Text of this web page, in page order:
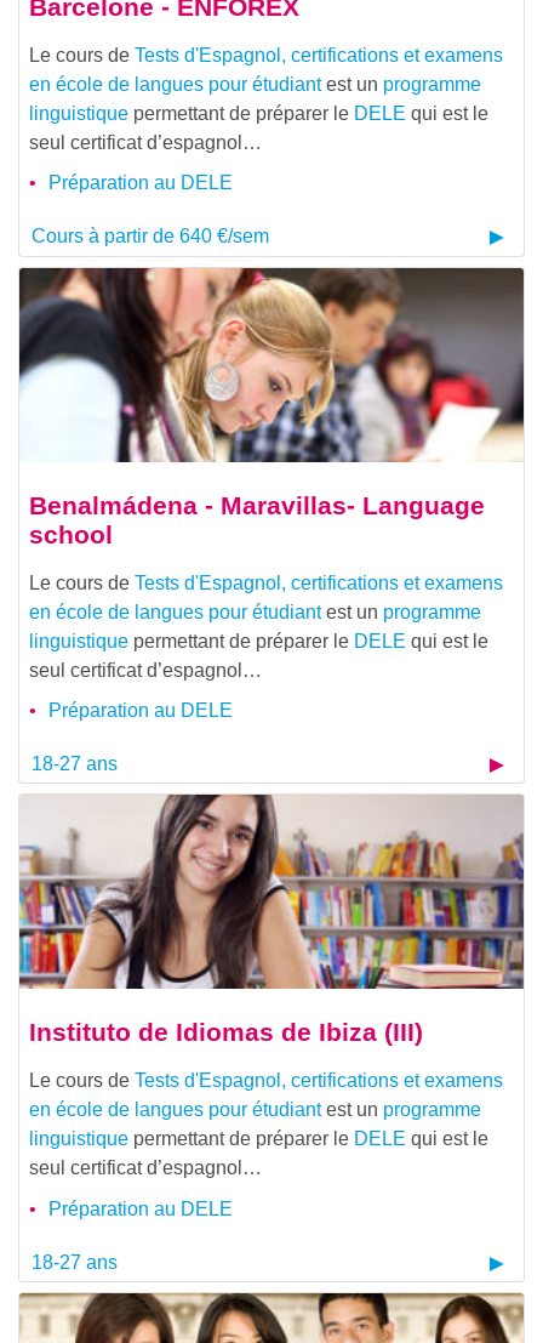
Barcelone - ENFOREX
Le cours de Tests d'Espagnol, certifications et examens
en école de langues pour étudiantest un programme
linguistique permettant de préparer le DELE qui est le
seul certificat d’espagnol…
Préparation au DELE
Cours à partir de 640 €/sem
Benalmádena - Maravillas- Language
school
Le cours de Tests d'Espagnol, certifications et examens
en école de langues pour étudiantest un programme
linguistique permettant de préparer le DELE qui est le
seul certificat d’espagnol…
Préparation au DELE
18-27 ans
Instituto de Idiomas de Ibiza (III)
Le cours de Tests d'Espagnol, certifications et examens
en école de langues pour étudiantest un programme
linguistique permettant de préparer le DELE qui est le
seul certificat d’espagnol…
Préparation au DELE
18-27 ans